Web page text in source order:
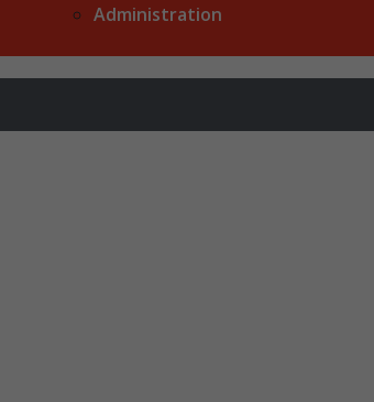
Administration